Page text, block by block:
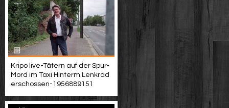
Kripo live-Tätern auf der Spur-
Mord im Taxi Hinterm Lenkrad
erschossen-1956889151